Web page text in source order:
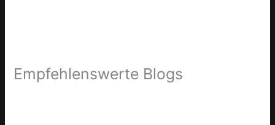
Empfehlenswerte Blogs